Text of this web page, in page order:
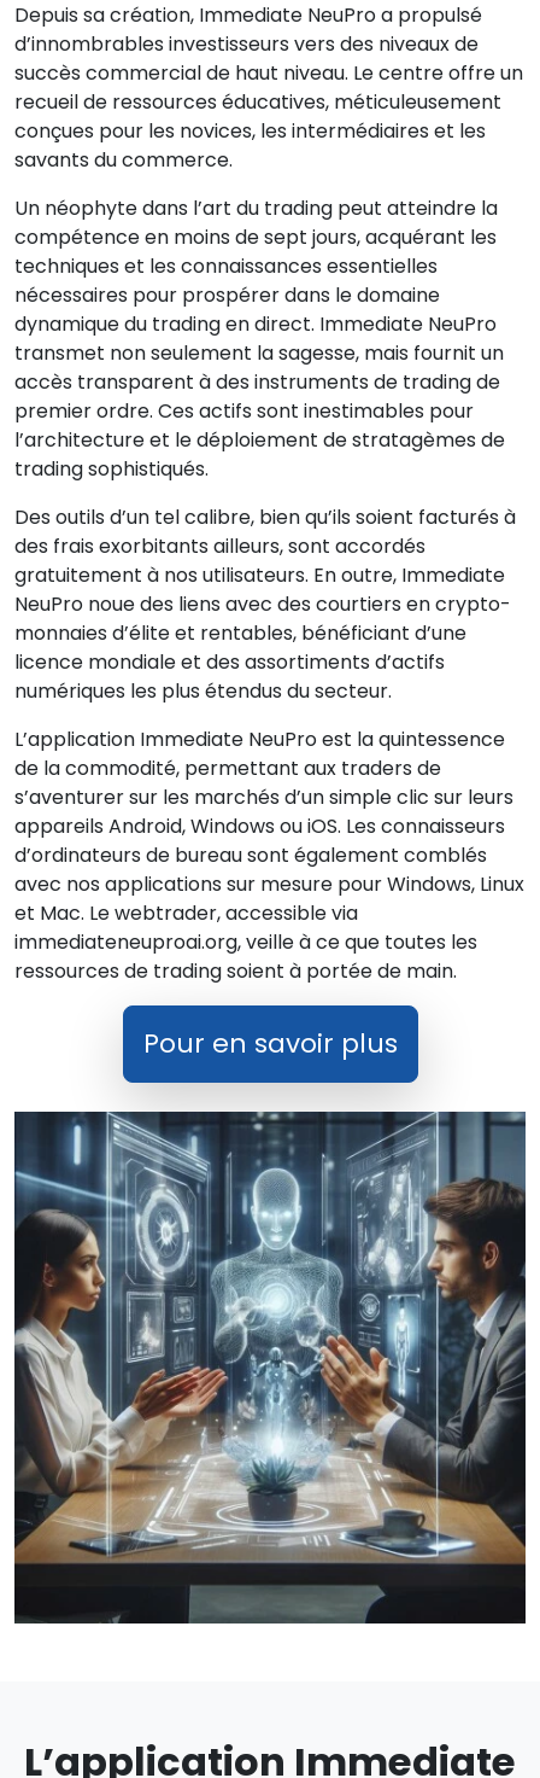
Depuis sa création, Immediate NeuPro a propulsé
d’innombrables investisseurs vers des niveaux de
succès commercial de haut niveau. Le centre offre un
recueil de ressources éducatives, méticuleusement
conçues pour les novices, les intermédiaires et les
savants du commerce.
Un néophyte dans l’art du trading peut atteindre la
compétence en moins de sept jours, acquérant les
techniques et les connaissances essentielles
nécessaires pour prospérer dans le domaine
dynamique du trading en direct. Immediate NeuPro
transmet non seulement la sagesse, mais fournit un
accès transparent à des instruments de trading de
premier ordre. Ces actifs sont inestimables pour
l’architecture et le déploiement de stratagèmes de
trading sophistiqués.
Des outils d’un tel calibre, bien qu’ils soient facturés à
des frais exorbitants ailleurs, sont accordés
gratuitement à nos utilisateurs. En outre, Immediate
NeuPro noue des liens avec des courtiers en crypto-
monnaies d’élite et rentables, bénéficiant d’une
licence mondiale et des assortiments d’actifs
numériques les plus étendus du secteur.
L’application Immediate NeuPro est la quintessence
de la commodité, permettant aux traders de
s’aventurer sur les marchés d’un simple clic sur leurs
appareils Android, Windows ou iOS. Les connaisseurs
d’ordinateurs de bureau sont également comblés
avec nos applications sur mesure pour Windows, Linux
et Mac. Le webtrader, accessible via
immediateneuproai.org, veille à ce que toutes les
ressources de trading soient à portée de main.
Pour en savoir plus
L’application Immediate